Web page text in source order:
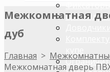
Цилиндры
Межкомнатная
дуб
Главная >
Межкомнатная дверь